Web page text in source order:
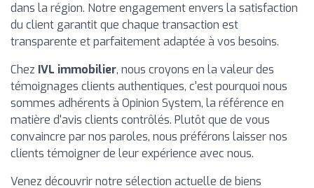
dans la région. Notre engagement envers la satisfaction
du client garantit que chaque transaction est
transparente et parfaitement adaptée à vos besoins.
Chez IVL immobilier, nous croyons en la valeur des
témoignages clients authentiques, c'est pourquoi nous
sommes adhérents à Opinion System, la référence en
matière d'avis clients contrôlés. Plutôt que de vous
convaincre par nos paroles, nous préférons laisser nos
clients témoigner de leur expérience avec nous.
Venez découvrir notre sélection actuelle de biens